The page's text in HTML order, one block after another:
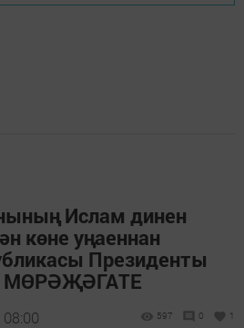
Ислам динен
көне уңаеннан
Президенты
МӨРӘҖӘГАТЕ
597 0 1